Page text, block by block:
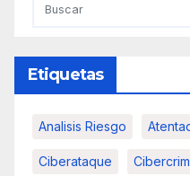
Etiquetas
Analisis Riesgo
Ciberataque